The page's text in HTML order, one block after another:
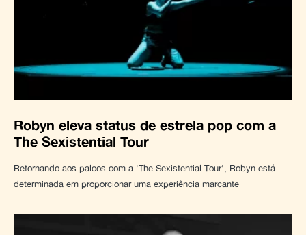
Robyn eleva status de estrela pop com a
The Sexistential Tour
Retornando aos palcos com a 'The Sexistential Tour', Robyn está
determinada em proporcionar uma experiência marcante